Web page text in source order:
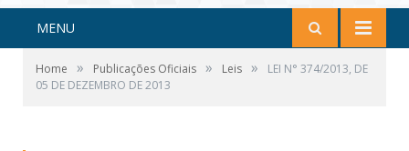
MENU
Home » Publicações Oficiais » Leis »
LEI N° 374/2013, DE
05 DE DEZEMBRO DE 2013